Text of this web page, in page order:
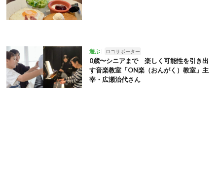
遊ぶ ロコサポーター
0歳〜シニアまで 楽しく可能性を引き出
す音楽教室「ON楽（おんがく）教室」主
宰・広瀬治代さん